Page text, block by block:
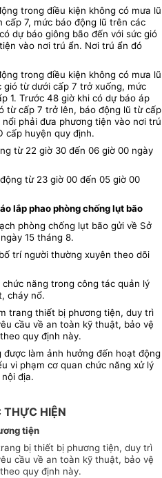
trong điều kiện không có mưa lũ
cấp 7, mức báo động lũ trên các
dự báo giông bão đến với sức gió
vào nơi trú ẩn. Nơi trú ẩn đó
trong điều kiện không có mưa lũ
gió từdưới cấp 7 trở xuống, mức
1. Trước 48 giờ khi có dự báo áp
từ cấp 7 trở lên, báo động lũ từ cấp
phải đưa phương tiện vào nơi trú
cấp huyện quy định.
từ 22 giờ 30 đến 06 giờ 00 ngày
từ 23 giờ 00 đến 05 giờ 00
lắp phao phòng chống lụt bão
phòng chống lụt bão gửi về Sở
15 tháng 8.
trí người thường xuyên theo dõi
năng trong công tác quản lý
cháy nổ.
trang thiết bị phương tiện, duy trì
cầu về an toàn kỹ thuật, bảo vệ
quy định này.
làm ảnh hưởng đến hoạt động
vi phạm cơ quan chức năng xử lý
địa.
THỰC HIỆN
tiện
bị thiết bị phương tiện, duy trì
cầu về an toàn kỹ thuật, bảo vệ
quy định này.